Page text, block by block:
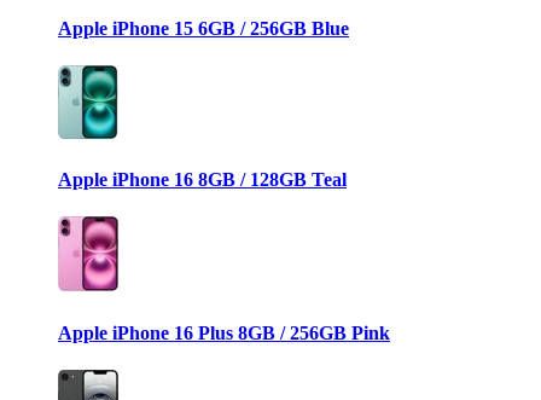
Apple iPhone 15 6GB / 256GB Blue
Apple iPhone 16 8GB / 128GB Teal
Apple iPhone 16 Plus 8GB / 256GB Pink